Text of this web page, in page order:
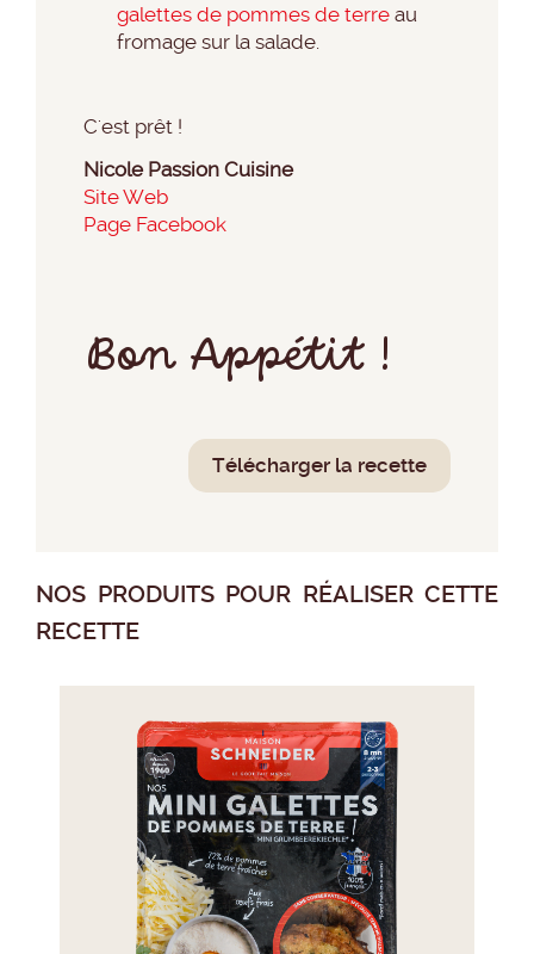
galettes de pommes de terre au
fromage sur la salade.
C'est prêt !
Nicole Passion Cuisine
Site Web
Page Facebook
Bon Appétit !
Télécharger la recette
NOS PRODUITS POUR RÉALISER CETTE
RECETTE